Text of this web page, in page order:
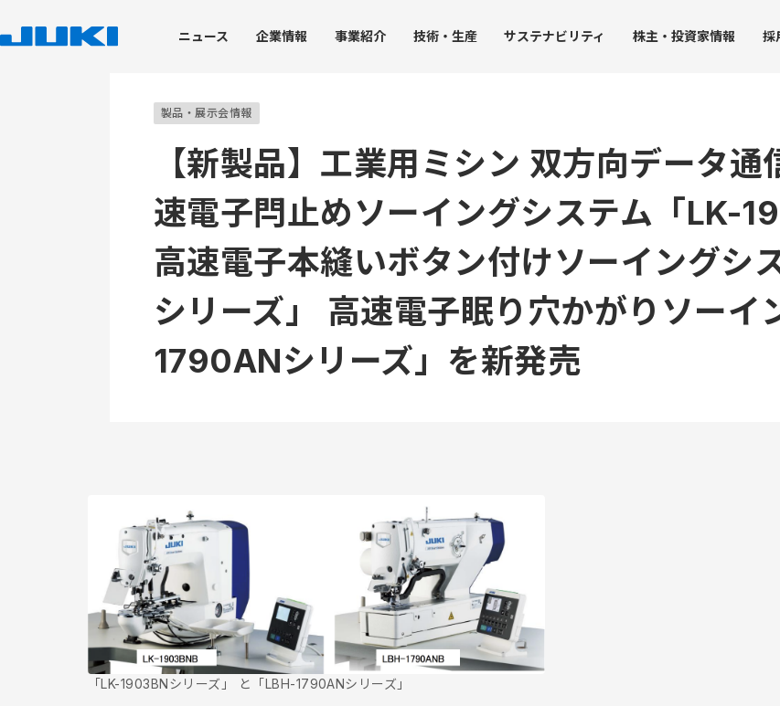
ニュース 企業情報
ブランドステートメント
会社概要
役員体制
グループ拠点
アクセス
事業紹介
受託事業
ストレージ事業
技術・ 生産
製品開発を支える試験評価
生産力
品質保証
調達
工業用ミシンの生産
家庭用ミシンの生産
受託事業（受託製造）の生産
サステナビリティ
サステナビリティ
JUKIのサステナビリティ
環境への取り組み
脱炭素社会の実現
グリーン調達・物流
JUKIグループの取り組み
ISO14001の取得状況
環境報告書（バックナンバー）
社会への取り組み
人事グランドデザイン
SDGsに配慮した開発技術
人権の尊重
社会貢献活動
ガ
株主・投資家情報
株主・投資家情報
コーポレート・ガバナンス
ディスクロージャーポリシー
株式情報
株価情報
株式事務手続き
業績ハイライト
電子公告
免責事項
IRライブラリー
決算説明会資料
事業報告書（株主の皆様へ）
有価証券報告書
株主総会資料
コーポレート・ガバナンス報告書
中期経営計画
採
製品・展示会情報
【新製品】工業用ミシン 双方向データ
速電子閂止めソーイングシステム「LK-
高速電子本縫いボタン付けソーイングシ
シリーズ」 高速電子眠り穴かがりソーイ
1790ANシリーズ」を新発売
「LK-1903BNシリーズ」 と「LBH-1790ANシリーズ」